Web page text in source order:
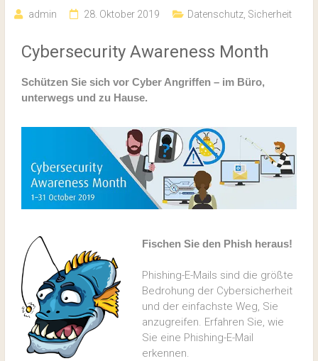
admin 28. Oktober 2019 Datenschutz, Sicherheit
Cybersecurity Awareness Month
Schützen Sie sich vor Cyber Angriffen – im Büro,
unterwegs und zu Hause.
Fischen Sie den Phish heraus!
Phishing-E-Mails sind die größte
Bedrohung der Cybersicherheit
und der einfachste Weg, Sie
anzugreifen. Erfahren Sie, wie
Sie eine Phishing-E-Mail
erkennen.